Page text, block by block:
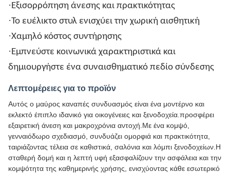
·Εξισορρόπηση άνεσης και πρακτικότητας
·Το ευέλικτο στυλ ενισχύει την χωρική αισθητική
·Χαμηλό κόστος συντήρησης
·Εμπνεύστε κοινωνικά χαρακτηριστικά και
δημιουργήστε ένα συναισθηματικό πεδίο σύνδεσης
Λεπτομέρειες για το προϊόν
Αυτός ο μαύρος καναπές συνδυασμός είναι ένα μοντέρνο και
εκλεκτό έπιπλο ιδανικό για οικογένειες και ξενοδοχεία.προσφέρει
εξαιρετική άνεση και μακροχρόνια αντοχή.Με ένα κομψό,
γενναιόδωρο σχεδιασμό, συνδυάζει ομορφιά και πρακτικότητα,
ταιριάζοντας τέλεια σε καθιστικά, σαλόνια και λόμπι ξενοδοχείων.Η
σταθερή δομή και η λεπτή υφή εξασφαλίζουν την ασφάλεια και την
κομψότητα της καθημερινής χρήσης, ενισχύοντας κάθε εσωτερικό